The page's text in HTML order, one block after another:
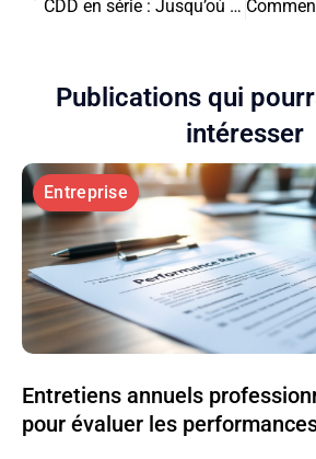
CDD en série : Jusqu’où les entreprises peuvent-elles aller ?
Publications qui
intéresser
Entreprise
Entretiens annuels
pour évaluer les